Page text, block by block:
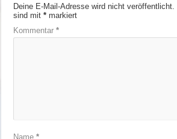
Deine E-Mail-Adresse wird nicht veröffentlicht.
sind mit* markiert
Kommentar*
Name*